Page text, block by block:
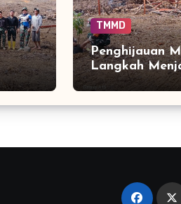
TMMD
Penghijauan
Langkah
Depan Lahan